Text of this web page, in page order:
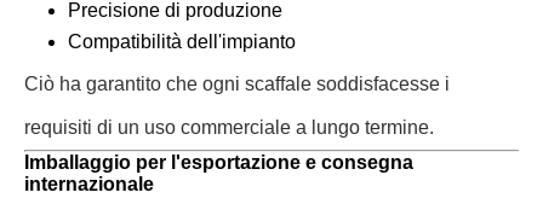
Precisione di produzione
Compatibilità dell'impianto
Ciò ha garantito che ogni scaffale soddisfacesse i
requisiti di un uso commerciale a lungo termine.
Imballaggio per l'esportazione e consegna
internazionale